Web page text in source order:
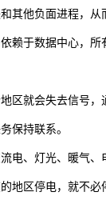
其他负面进程，从
赖于数据中心，
区就会失去信号，
保持联系。
电、灯光、暖气、
地区停电，就不必